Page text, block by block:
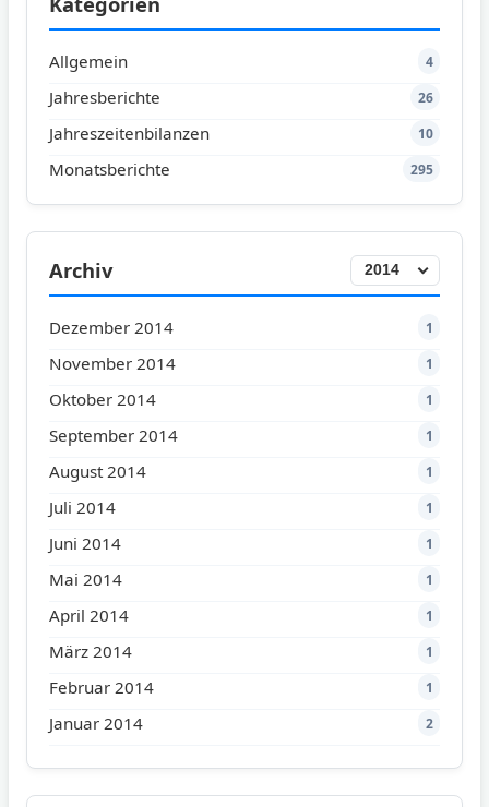
Allgemein 4
Jahresberichte 26
Jahreszeitenbilanzen 10
Monatsberichte 295
Archiv
Dezember 2014 1
November 2014 1
Oktober 2014 1
September 2014 1
August 2014 1
Juli 2014 1
Juni 2014 1
Mai 2014 1
April 2014 1
März 2014 1
Februar 2014 1
Januar 2014 2